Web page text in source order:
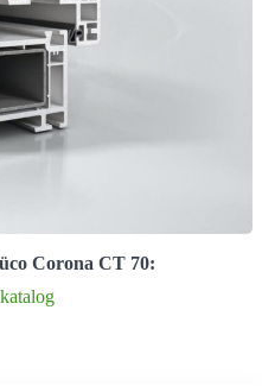
Corona CT 70: